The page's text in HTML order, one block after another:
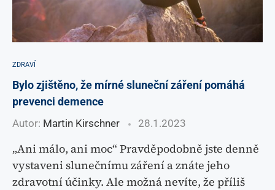
ZDRAVÍ
Bylo zjištěno, že mírné sluneční záření pomáhá
prevenci demence
Autor: Martin Kirschner 28.1.2023
„Ani málo, ani moc“ Pravděpodobně jste denně
vystaveni slunečnímu záření a znáte jeho
zdravotní účinky. Ale možná nevíte, že příliš